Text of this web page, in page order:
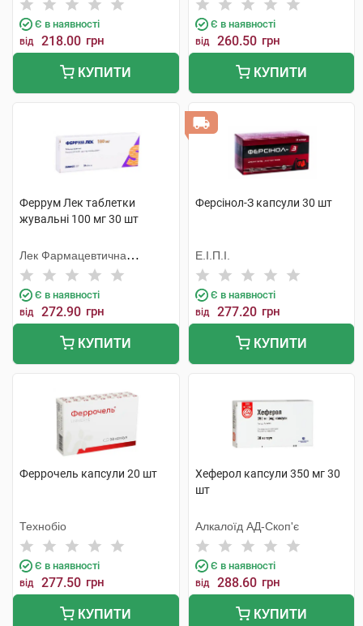
Є в наявності
від 218.00 грн
КУПИТИ
Є в наявності
від 260.50 грн
КУПИТИ
Феррум Лек таблетки
жувальні 100 мг 30 шт
Лек Фармацевтична
компанія
Є в наявності
від 272.90 грн
КУПИТИ
Ферсінол-З капсули 30 шт
Е.І.П.І.
Є в наявності
від 277.20 грн
КУПИТИ
Феррочель капсули 20 шт
Технобіо
Є в наявності
від 277.50 грн
КУПИТИ
Хеферол капсули 350 мг 30
шт
Алкалоїд АД-Скоп'є
Є в наявності
від 288.60 грн
КУПИТИ